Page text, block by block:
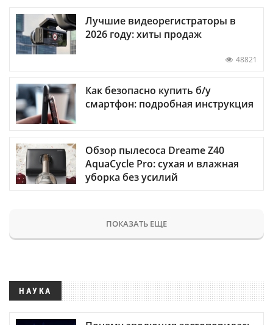
Лучшие видеорегистраторы в
2026 году: хиты продаж
48821
Как безопасно купить б/у
смартфон: подробная инструкция
Обзор пылесоса Dreame Z40
AquaCycle Pro: сухая и влажная
уборка без усилий
ПОКАЗАТЬ ЕЩЕ
НАУКА